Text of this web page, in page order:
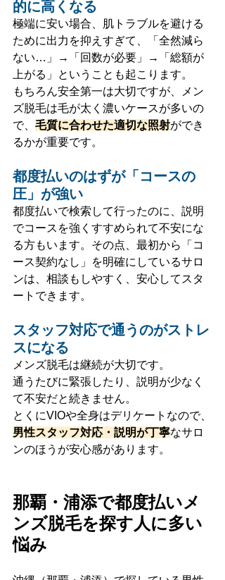
的に高くなる
極端に安い場合、肌トラブルを避ける
ために出力を抑えすぎて、「全然減ら
ない…」→「回数が必要」→「総額が
上がる」ということも起こります。
もちろん安全第一は大切ですが、メン
ズ脱毛は毛が太く濃いケースが多いの
で、 毛質に合わせた適切な照射ができ
るかが重要です。
都度払いのはずが「コースの
圧」が強い
都度払いで検索して行ったのに、説明
でコースを強くすすめられて不安にな
る方もいます。その点、最初から「コ
ース契約なし」を明確にしているサロ
ンは、相談もしやすく、安心してスタ
ートできます。
スタッフ対応で通うのがストレ
スになる
メンズ脱毛は継続が大切です。
通うたびに緊張したり、説明が少なく
て不安だと続きません。
とくにVIOや全身はデリケートなので、
男性スタッフ対応・説明が丁寧なサロ
ンのほうが安心感があります。
那覇・浦添で都度払いメ
ンズ脱毛を探す人に多い
悩み